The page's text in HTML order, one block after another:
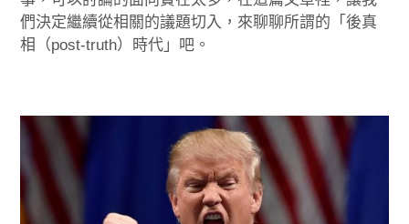
各期目錄
索取共誌
們決定繼續從相關的議題切入，來聊聊所謂的「後真
相（post-truth）時代」吧。